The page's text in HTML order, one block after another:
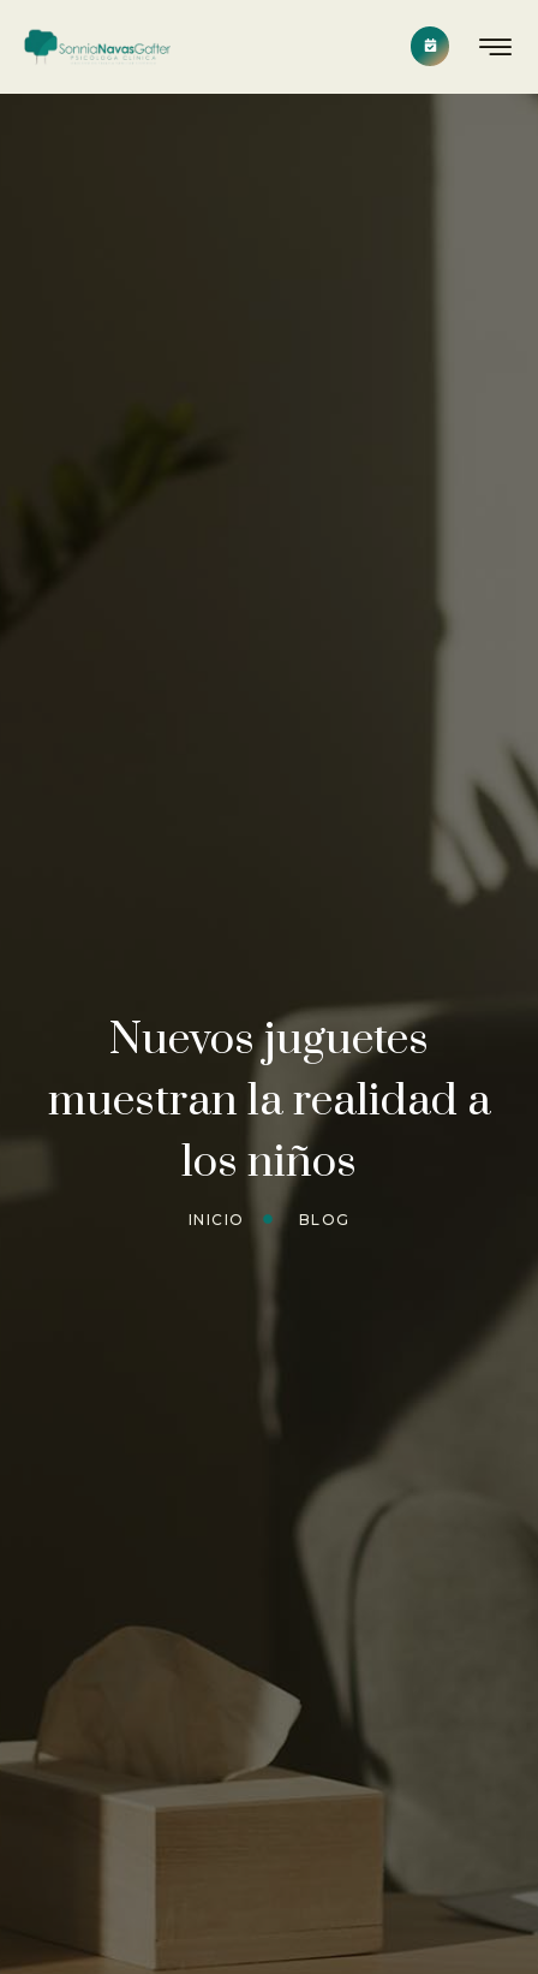
Nuevos juguetes
muestran la realidad a
los niños
INICIO BLOG